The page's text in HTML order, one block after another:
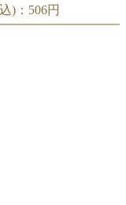
)： 506円